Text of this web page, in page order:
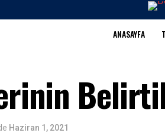
ANASAYFA
Haziran 1, 2021